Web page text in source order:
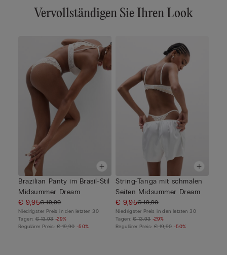
Vervollständigen Sie Ihren Look
Brazilian Panty im Brasil-Stil
Midsummer Dream
€ 9,95€ 19,90
Niedrigster Preis in den letzten 30
Tagen: € 13,93 -29%
Regulärer Preis: € 19,90 -50%
String-Tanga mit schmalen
Seiten Midsummer Dream
€ 9,95€ 19,90
Niedrigster Preis in den letzten 30
Tagen: € 13,93 -29%
Regulärer Preis: € 19,90 -50%